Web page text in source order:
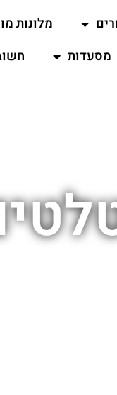
מלונות
מסעדות